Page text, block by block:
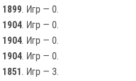
1899. Игр — 0.
1904. Игр — 0.
1904. Игр — 0.
1904. Игр — 0.
1851. Игр — 3.